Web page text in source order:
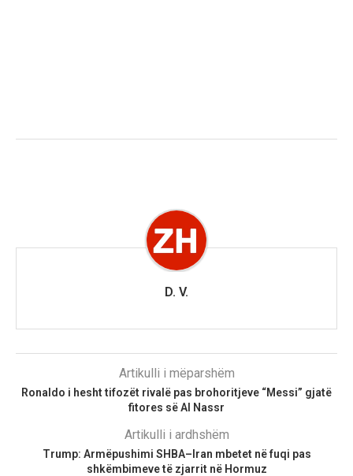
D. V.
Artikulli i mëparshëm
Ronaldo i hesht tifozët rivalë pas brohoritjeve “Messi” gjatë
fitores së Al Nassr
Artikulli i ardhshëm
Trump: Armëpushimi SHBA–Iran mbetet në fuqi pas
shkëmbimeve të zjarrit në Hormuz